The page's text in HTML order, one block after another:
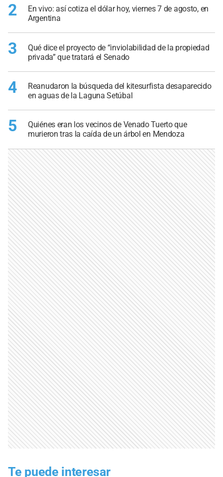
2
En vivo: así cotiza el dólar hoy, viernes 7 de agosto, en
Argentina
3
Qué dice el proyecto de “inviolabilidad de la propiedad
privada” que tratará el Senado
4
Reanudaron la búsqueda del kitesurfista desaparecido
en aguas de la Laguna Setúbal
5
Quiénes eran los vecinos de Venado Tuerto que
murieron tras la caída de un árbol en Mendoza
Te puede interesar